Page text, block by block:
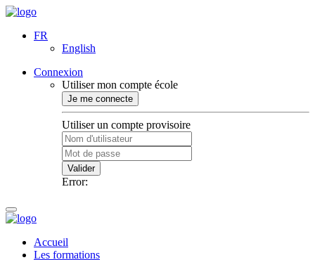
FR
English
Connexion
Utiliser mon compte école
Je me connecte
Utiliser un compte provisoire
Valider
Error:
Accueil
Les formations